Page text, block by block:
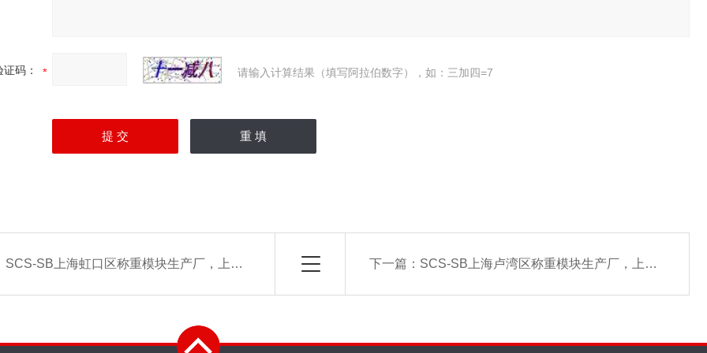
证码： 请输入计算结果（填写阿拉伯数字），如：三加四=7
SCS-SB上海虹口区称重模块生产厂，上海闸北区称重模块生产厂 下一篇： SCS-SB上海卢湾区称重模块生产厂，上海黄浦区称重模块生产厂